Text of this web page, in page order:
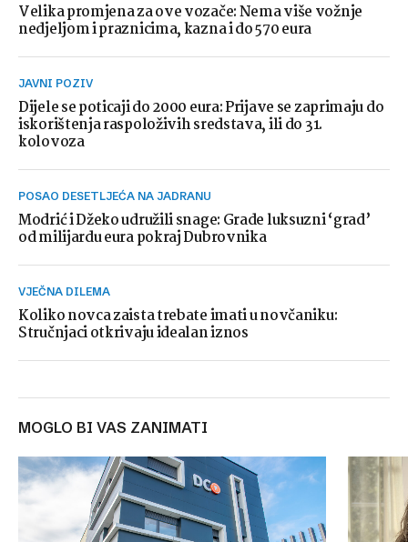
Velika promjena za ove vozače: Nema više vožnje
nedjeljom i praznicima, kazna i do 570 eura
JAVNI POZIV
Dijele se poticaji do 2000 eura: Prijave se zaprimaju do
iskorištenja raspoloživih sredstava, ili do 31.
kolovoza
POSAO DESETLJEĆA NA JADRANU
Modrić i Džeko udružili snage: Grade luksuzni ‘grad’
od milijardu eura pokraj Dubrovnika
VJEČNA DILEMA
Koliko novca zaista trebate imati u novčaniku:
Stručnjaci otkrivaju idealan iznos
MOGLO BI VAS ZANIMATI